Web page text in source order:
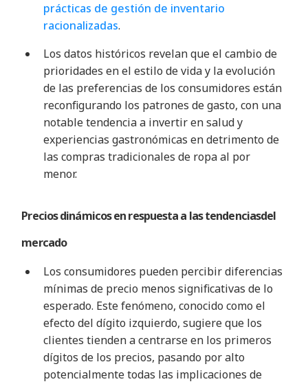
prácticas de gestión de inventario
racionalizadas.
Los datos históricos revelan que el cambio de
prioridades en el estilo de vida y la evolución
de las preferencias de los consumidores están
reconfigurando los patrones de gasto, con una
notable tendencia a invertir en salud y
experiencias gastronómicas en detrimento de
las compras tradicionales de ropa al por
menor.
Precios dinámicos en respuesta a las tendenciasdel
mercado
Los consumidores pueden percibir diferencias
mínimas de precio menos significativas de lo
esperado. Este fenómeno, conocido como el
efecto del dígito izquierdo, sugiere que los
clientes tienden a centrarse en los primeros
dígitos de los precios, pasando por alto
potencialmente todas las implicaciones de